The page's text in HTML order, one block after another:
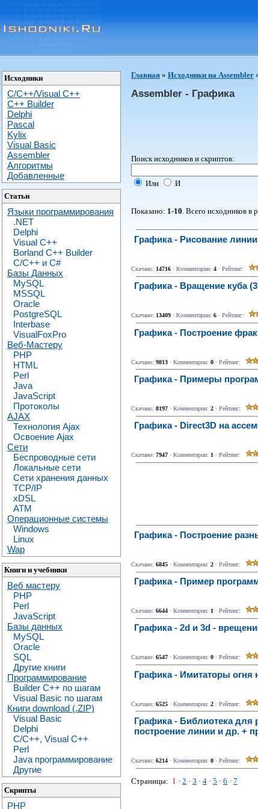
Исходники
C/C++/Visual C++
С++ Builder
Delphi
Pascal
Kylix
Visual Basic
Assembler
Алгоритмы
Добавленные
Статьи
Языки программирования
.NET
Delphi
Visual C++
Borland C++ Builder
C/С++ и C#
Базы Данных
MySQL
MSSQL
Oracle
PostgreSQL
Interbase
VisualFoxPro
Веб-Мастеру
PHP
HTML
Perl
Java
JavaScript
Протоколы
AJAX
Технология Ajax
Освоение Ajax
Сети
Беспроводные сети
Локальные сети
Сети хранения данных
TCP/IP
xDSL
ATM
Операционные системы
Windows
Linux
Wap
Книги и учебники
Веб мастеру
PHP
Perl
JavaScript
Базы данных
MySQL
Oracle
SQL
Другие книги
Программирование
Builder C++ по шагам
Visual Basic по шагам
Книги download (.ZIP)
Visual Basic
Delphi
C/C++, Visual C++
Perl
Java программирование
Другие
Скрипты
PHP
Главная » Исходники на Assembler
Assembler - Графика
Поиск исходников и скриптов:
Или И
Показано: 1-10 . Всего исходников в
Графика - Рисование
Скачано: 14716 · Комментарии: 4 · Рейтинг:
Графика - Вращение куба
Скачано: 13409 · Комментарии: 6 · Рейтинг:
Графика - Построение
Скачано: 9813 · Комментарии: 0 · Рейтинг:
Графика - Примеры
Скачано: 8197 · Комментарии: 2 · Рейтинг:
Графика - Direct3D на
Скачано: 7947 · Комментарии: 1 · Рейтинг:
Графика - Построение
Скачано: 6845 · Комментарии: 2 · Рейтинг:
Графика - Пример
Скачано: 6644 · Комментарии: 1 · Рейтинг:
Графика - 2d и 3d -
Скачано: 6547 · Комментарии: 0 · Рейтинг:
Графика - Имитаторы огня
Скачано: 6525 · Комментарии: 2 · Рейтинг:
Графика - Библиотека для
построение линии и др. +
Скачано: 6214 · Комментарии: 0 · Рейтинг:
Страницы: 1 · 2 · 3 · 4 · 5 · 6 · 7